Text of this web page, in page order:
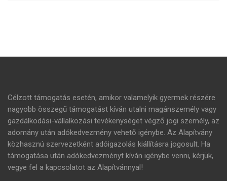
Célzott támogatás esetén, amikor valamelyik gyermek részére
nagyobb összegű támogatást kíván utalni magánszemély vagy
gazdálkodási-vállalkozási tevékenységet végző jogi személy, az
adomány után adókedvezmény vehető igénybe. Az Alapítvány
közhasznú szervezetként adóigazolás kiállításra jogosult. Ha
támogatása után adókedvezményt kíván igénybe venni, kérjük,
vegye fel a kapcsolatot az Alapítvánnyal!